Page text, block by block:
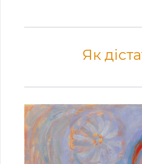
Як